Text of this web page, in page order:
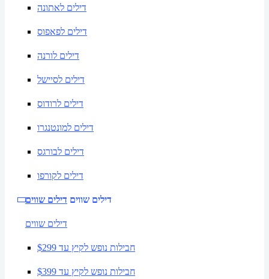
דילים לאתונה
דילים לפאפוס
דילים לורנה
דילים לסיישל
דילים לרודוס
דילים למונטנגרו
דילים לבורגס
דילים לקורפו
דילים שווים דילים שווים
דילים שווים
חבילות נופש לקיץ עד $299
חבילות נופש לקיץ עד $399